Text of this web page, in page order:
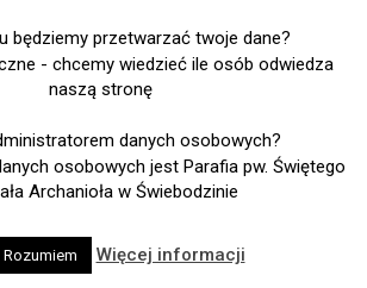
będziemy przetwarzać twoje dane?
- chcemy wiedzieć ile osób odwiedza
naszą stronę
danych osobowych?
osobowych jest Parafia pw. Świętego
Archanioła w Świebodzinie
Rozumiem Więcej informacji